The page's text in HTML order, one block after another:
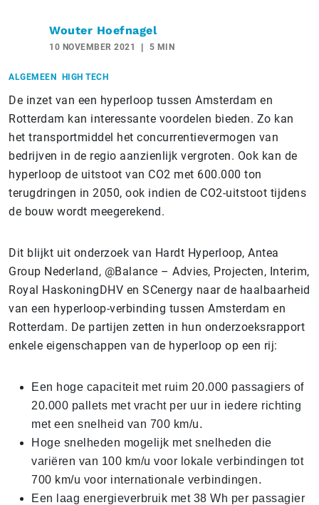
Wouter Hoefnagel
10 NOVEMBER 2021 5 MIN
ALGEMEEN HIGH TECH
De inzet van een hyperloop tussen Amsterdam en
Rotterdam kan interessante voordelen bieden. Zo kan
het transportmiddel het concurrentievermogen van
bedrijven in de regio aanzienlijk vergroten. Ook kan de
hyperloop de uitstoot van CO2 met 600.000 ton
terugdringen in 2050, ook indien de CO2-uitstoot tijdens
de bouw wordt meegerekend.
Dit blijkt uit onderzoek van Hardt Hyperloop, Antea
Group Nederland, @Balance – Advies, Projecten, Interim,
Royal HaskoningDHV en SCenergy naar de haalbaarheid
van een hyperloop-verbinding tussen Amsterdam en
Rotterdam. De partijen zetten in hun onderzoeksrapport
enkele eigenschappen van de hyperloop op een rij:
Een hoge capaciteit met ruim 20.000 passagiers of
20.000 pallets met vracht per uur in iedere richting
met een snelheid van 700 km/u.
Hoge snelheden mogelijk met snelheden die
variëren van 100 km/u voor lokale verbindingen tot
700 km/u voor internationale verbindingen.
Een laag energieverbruik met 38 Wh per passagier